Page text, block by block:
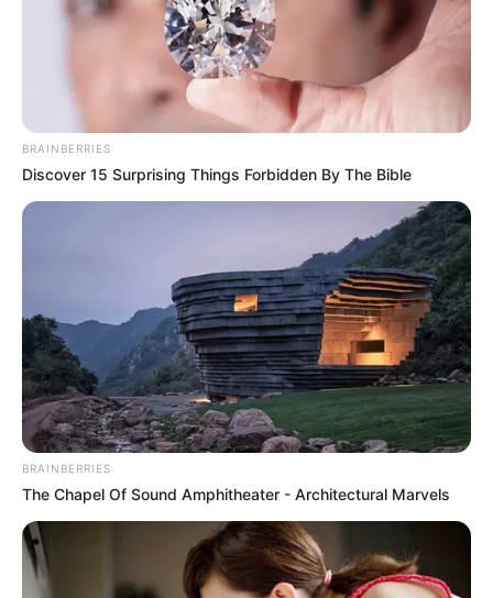
kelahirannya Bali dan berusaha terus melestarikan
BRAINBERRIES
Discover 15 Surprising Things Forbidden By The Bible
BRAINBERRIES
The Chapel Of Sound Amphitheater - Architectural Marvels